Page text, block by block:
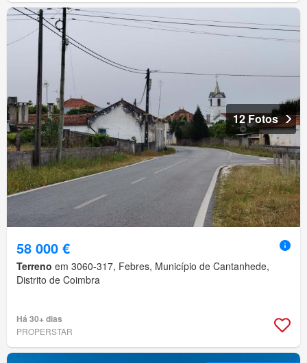
12 Fotos
58 000 €
Terreno em 3060-317, Febres, Município de Cantanhede,
Distrito de Coimbra
Há 30+ dias
PROPERSTAR